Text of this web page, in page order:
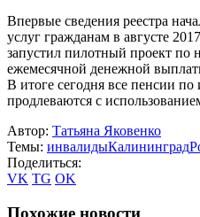
Впервые сведения реестра
услуг гражданам в августе
запустил пилотный проект по
ежемесячной денежной
В итоге сегодня все пенсии
продлеваются с
Автор: Татьяна Яковенко
Темы: инвалидыКалининград
Поделиться:
VK TG OK
Похожие новости